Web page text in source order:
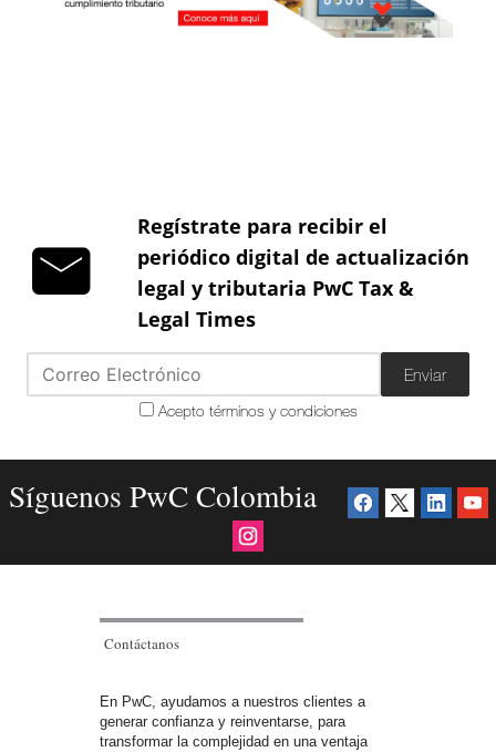
Regístrate para recibir el
periódico digital de actualización
legal y tributaria PwC Tax &
Legal Times
Enviar
Acepto términos y condiciones
Síguenos PwC Colombia
Contáctanos
En PwC, ayudamos a nuestros clientes a
generar confianza y reinventarse, para
transformar la complejidad en una ventaja